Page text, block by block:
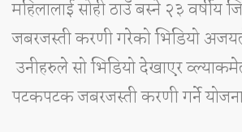
महिलालाई सोही ठाउँ बस्ने २३ वर्षीय
जबरजस्ती करणी गरेको भिडियो
उनीहरुले सो भिडियो देखाएर
पटकपटक जबरजस्ती करणी गर्ने